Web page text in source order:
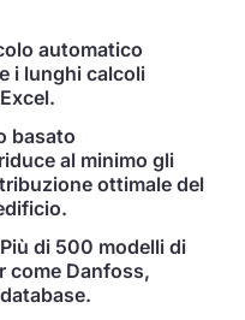
automatico
i lunghi calcoli
basato
al minimo gli
ottimale del
Più di 500 modelli di
come Danfoss,